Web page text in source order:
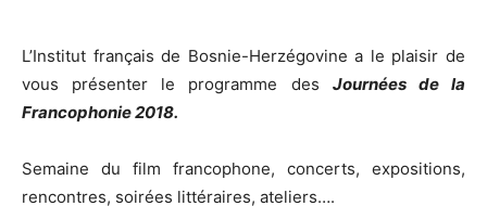
L’Institut français de Bosnie-Herzégovine a le plaisir de
vous présenter le programme des Journées de la
Francophonie 2018.
Semaine du film francophone, concerts, expositions,
rencontres, soirées littéraires, ateliers….